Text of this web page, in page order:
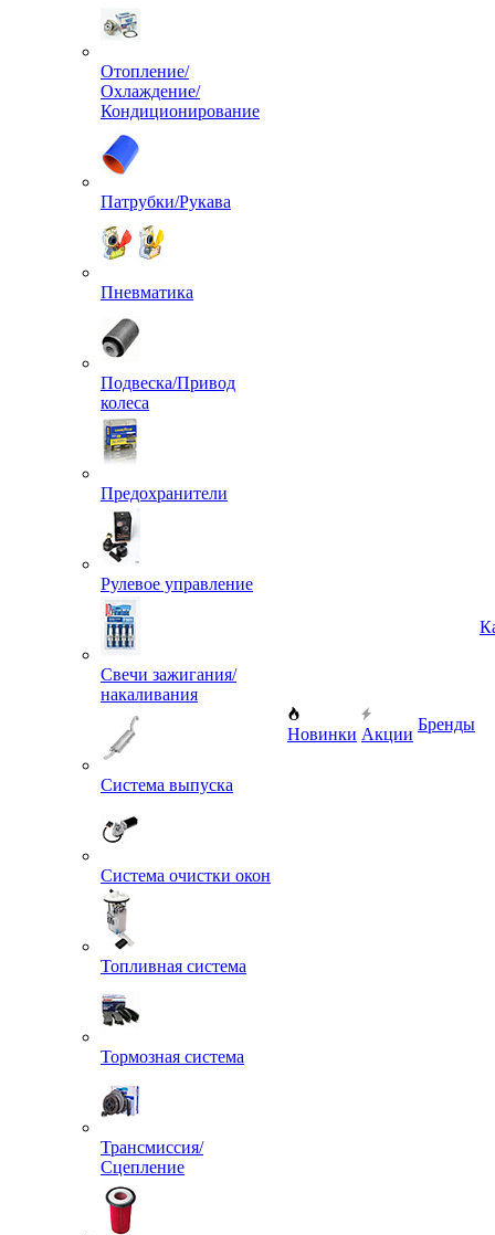
Отопление/
Охлаждение/
Кондиционирование
Патрубки/Рукава
Пневматика
Подвеска/Привод
колеса
Предохранители
Рулевое управление
Свечи зажигания/
накаливания
Система выпуска
Система очистки окон
Топливная система
Тормозная система
Трансмиссия/
Сцепление
Новинки Акции
Бренды